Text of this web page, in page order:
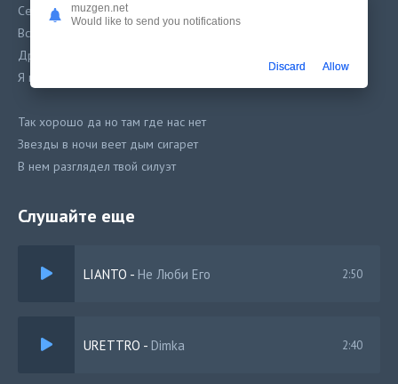
Серые тучи на небе затмевали горизонт
Все то что когда то мы пели обратилось тут в песок
Драма и лирика делали дело рисуя между строк
Я видел ее словно во сне
Так хорошо да но там где нас нет
Звезды в ночи веет дым сигарет
В нем разглядел твой силуэт
Танцует вальс
Слушайте еще
LIANTO - Не Люби Его 2:50
URETTRO - Dimka 2:40
muzgen.net
Would like to send you notifications
Discard Allow